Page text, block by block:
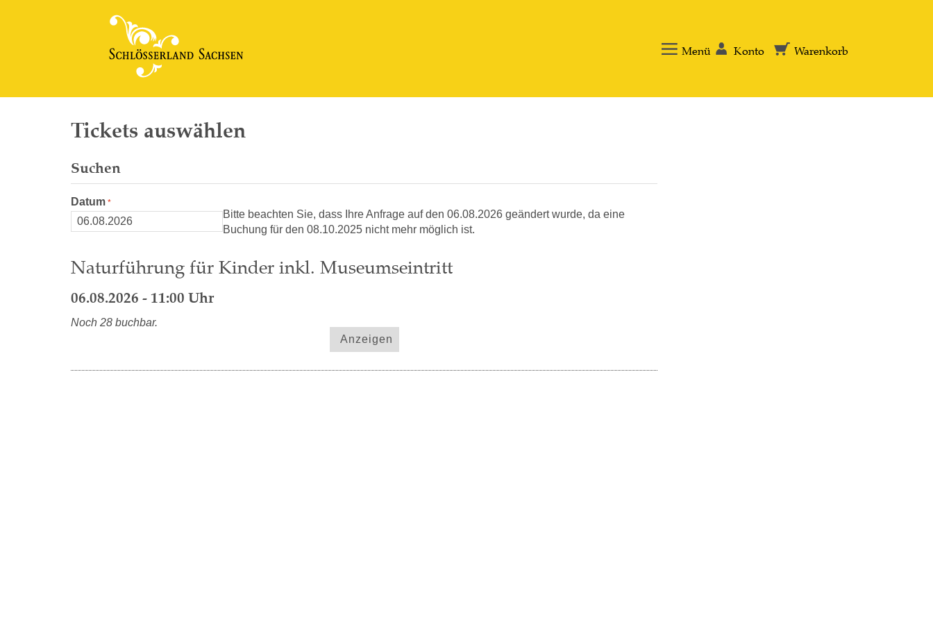
Menü Konto Warenkorb
Tickets auswählen
Suchen
Datum
Bitte beachten Sie, dass Ihre Anfrage auf den 06.08.2026 geändert wurde, da eine
Buchung für den 08.10.2025 nicht mehr möglich ist.
Naturführung für Kinder inkl. Museumseintritt
06.08.2026 - 11:00 Uhr
Noch 28 buchbar.
Anzeigen